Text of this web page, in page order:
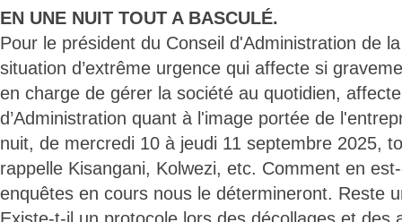
EN UNE NUIT TOUT A BASCULÉ.
Pour le président du Conseil d'Administration de
situation d’extrême urgence qui affecte si
en charge de gérer la société au quotidien,
d’Administration quant à l'image portée de
nuit, de mercredi 10 à jeudi 11 septembre 2025,
rappelle Kisangani, Kolwezi, etc. Comment en
enquêtes en cours nous le détermineront. Reste